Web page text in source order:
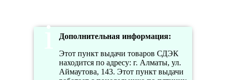
Дополнительная информация:
Этот пункт выдачи товаров СДЭК
находится по адресу: г. Алматы, ул.
Аймаутова, 143. Этот пункт выдачи